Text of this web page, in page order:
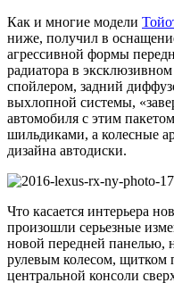
Как и многие модели
ниже, получил в
агрессивной формы
радиатора в
спойлером, задний
выхлопной системы,
автомобиля с этим
шильдиками, а колесные
дизайна автодиски.
Что касается интерьера
произошли серьезные
новой передней
рулевым колесом, щитком
центральной консоли